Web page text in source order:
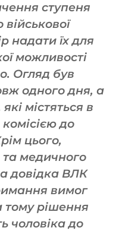
ступеня
надати їх для
можливості
Огляд був
одного дня, а
містяться в
до
цього,
медичного
довідка ВЛК
вимог
рішення
чоловіка до